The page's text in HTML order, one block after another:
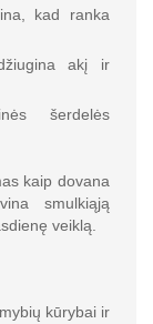
kad ranka
akį ir
šerdelės
kaip dovana
smulkiąją
veiklą.
kūrybai ir